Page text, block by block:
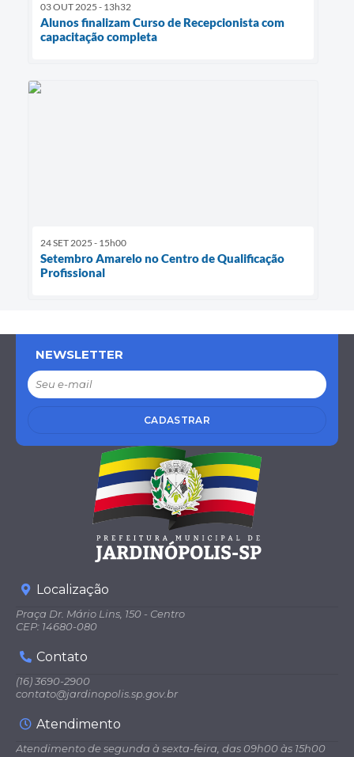
03 OUT 2025 - 13h32
Alunos finalizam Curso de Recepcionista com
capacitação completa
24 SET 2025 - 15h00
Setembro Amarelo no Centro de Qualificação
Profissional
NEWSLETTER
CADASTRAR
Localização
Praça Dr. Mário Lins, 150 - Centro
CEP: 14680-080
Contato
(16) 3690-2900
contato@jardinopolis.sp.gov.br
Atendimento
Atendimento de segunda à sexta-feira, das 09h00 às 15h00